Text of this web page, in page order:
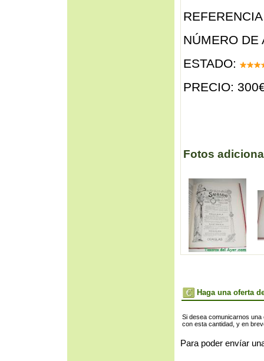
NÚMERO DE
ESTADO:
PRECIO:
Fotos
Haga una oferta
Si desea comunicarnos
con esta cantidad, y en
Para poder envíar